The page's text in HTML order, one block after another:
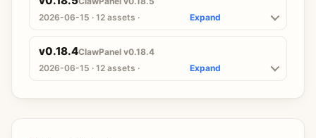
2026-06-15 · 12 assets ·
Expand
v0.18.4ClawPanel v0.18.4
2026-06-15 · 12 assets ·
Expand